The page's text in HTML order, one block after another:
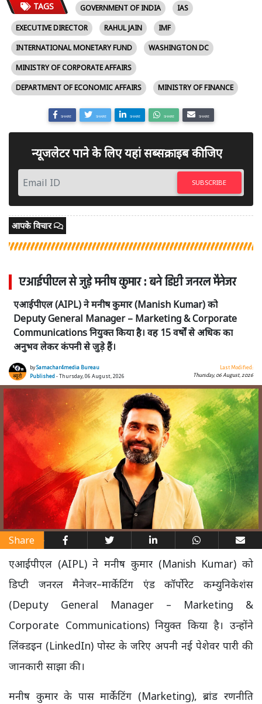
TAGS GOVERNMENT OF INDIA
IAS
EXECUTIVE DIRECTOR
RAHUL JAIN
IMF
INTERNATIONAL MONETARY FUND
WASHINGTON DC
MINISTRY OF CORPORATE AFFAIRS
DEPARTMENT OF ECONOMIC AFFAIRS
MINISTRY OF FINANCE
SHARE SHARE SHARE SHARE SHARE
न्यूजलेटर पाने के लिए यहां सब्सक्राइब कीजिए
SUBSCRIBE
आपके विचार
एआईपीएल से जुड़े मनीष कुमार : बने डिप्टी जनरल मैनेजर
एआईपीएल (AIPL) ने मनीष कुमार (Manish Kumar) को
Deputy General Manager – Marketing & Corporate
Communications नियुक्त किया है। वह 15 वर्षों से अधिक का
अनुभव लेकर कंपनी से जुड़े हैं।
bySamachar4media Bureau
Published - Thursday, 06 August, 2026
Last Modified:
Thursday, 06 August, 2026
Share
एआईपीएल (AIPL) ने मनीष कुमार (Manish Kumar) को
डिप्टी जनरल मैनेजर–मार्केटिंग एंड कॉर्पोरेट कम्युनिकेशंस
(Deputy General Manager – Marketing &
Corporate Communications) नियुक्त किया है। उन्होंने
लिंक्डइन (LinkedIn) पोस्ट के जरिए अपनी नई पेशेवर पारी की
जानकारी साझा की।
मनीष कुमार के पास मार्केटिंग (Marketing), ब्रांड रणनीति